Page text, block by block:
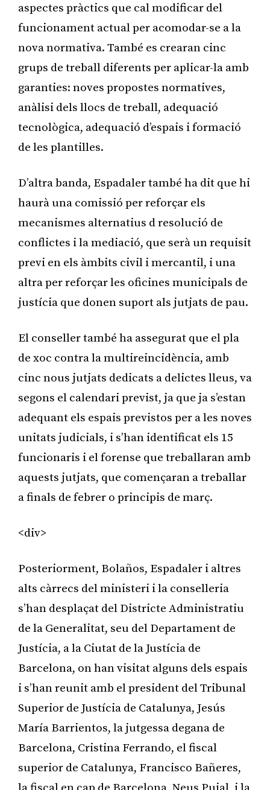
aspectes pràctics que cal modificar del
funcionament actual per acomodar-se a la
nova normativa. També es crearan cinc
grups de treball diferents per aplicar-la amb
garanties: noves propostes normatives,
anàlisi dels llocs de treball, adequació
tecnològica, adequació d’espais i formació
de les plantilles.
D’altra banda, Espadaler també ha dit que hi
haurà una comissió per reforçar els
mecanismes alternatius d resolució de
conflictes i la mediació, que serà un requisit
previ en els àmbits civil i mercantil, i una
altra per reforçar les oficines municipals de
justícia que donen suport als jutjats de pau.
El conseller també ha assegurat que el pla
de xoc contra la multireincidència, amb
cinc nous jutjats dedicats a delictes lleus, va
segons el calendari previst, ja que ja s’estan
adequant els espais previstos per a les noves
unitats judicials, i s’han identificat els 15
funcionaris i el forense que treballaran amb
aquests jutjats, que començaran a treballar
a finals de febrer o principis de març.
<div>
Posteriorment, Bolaños, Espadaler i altres
alts càrrecs del ministeri i la conselleria
s’han desplaçat del Districte Administratiu
de la Generalitat, seu del Departament de
Justícia, a la Ciutat de la Justícia de
Barcelona, on han visitat alguns dels espais
i s’han reunit amb el president del Tribunal
Superior de Justícia de Catalunya, Jesús
María Barrientos, la jutgessa degana de
Barcelona, Cristina Ferrando, el fiscal
superior de Catalunya, Francisco Bañeres,